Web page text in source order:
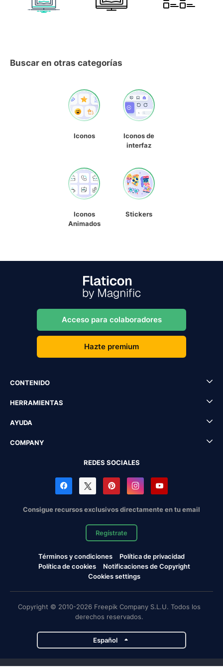
Buscar en otras categorías
Iconos
Iconos de
interfaz
Iconos
Animados
Stickers
Acceso para colaboradores
Hazte premium
CONTENIDO
HERRAMIENTAS
AYUDA
COMPANY
REDES SOCIALES
Consigue recursos exclusivos directamente en tu email
Regístrate
Términos y condiciones
Política de privacidad
Política de cookies
Notificaciones de Copyright
Cookies settings
Copyright © 2010-2026 Freepik Company S.L.U. Todos los
derechos reservados.
Español